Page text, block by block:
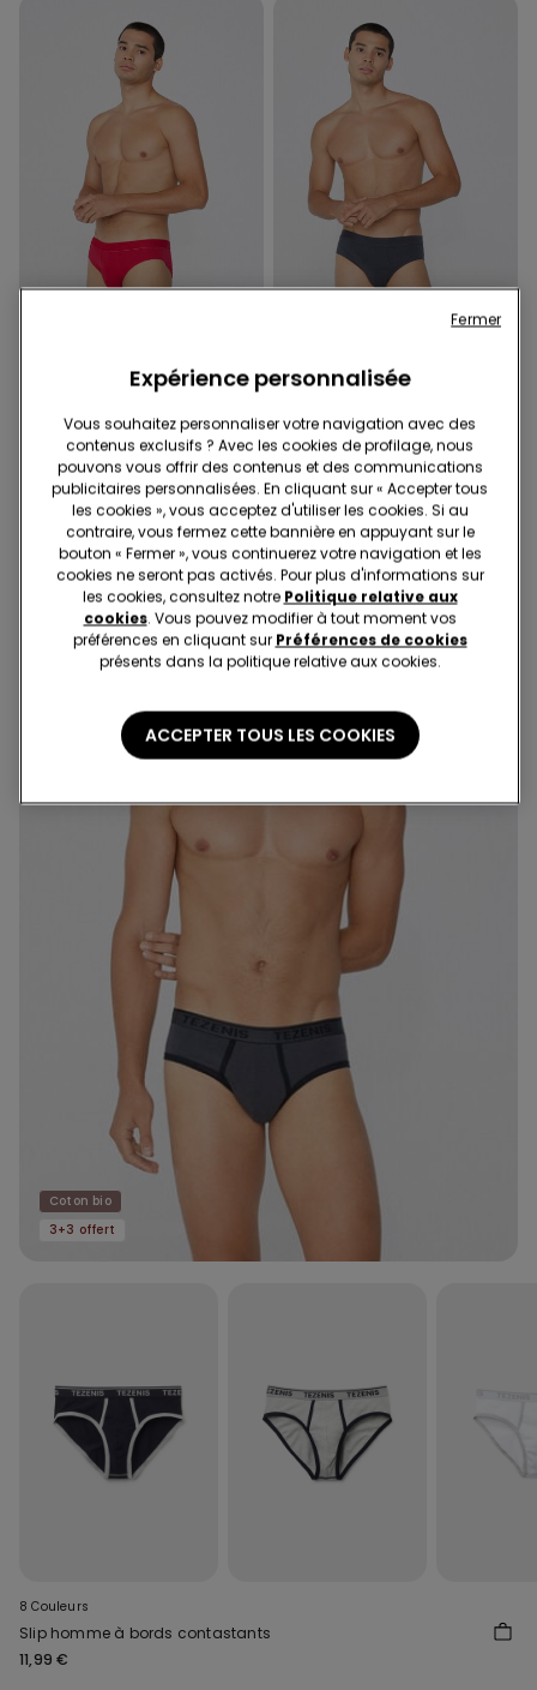
Contraste de Couleur avec
11,99 €
6 Couleurs
stretch
11,99 €
Coton bio
3+3 offert
8 Couleurs
Slip homme à bords contastants
11,99 €
Expérience personnalisée
Vous souhaitez personnaliser votre navigation avec des
contenus exclusifs ? Avec les cookies de profilage, nous
pouvons vous offrir des contenus et des communications
publicitaires personnalisées. En cliquant sur « Accepter tous
les cookies », vous acceptez d'utiliser les cookies. Si au
contraire, vous fermez cette bannière en appuyant sur le
bouton « Fermer », vous continuerez votre navigation et les
cookies ne seront pas activés. Pour plus d'informations sur
les cookies, consultez notre Politique relative aux
cookies. Vous pouvez modifier à tout moment vos
préférences en cliquant sur Préférences de cookies
présents dans la politique relative aux cookies.
ACCEPTER TOUS LES COOKIES
Fermer